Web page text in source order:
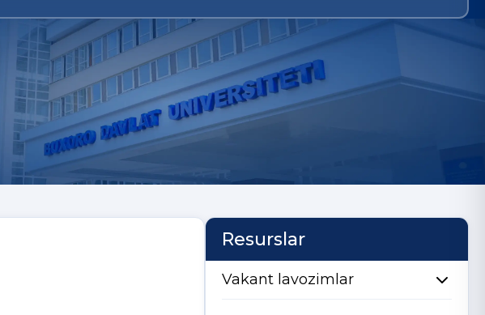
Resurslar
Vakant lavozimlar